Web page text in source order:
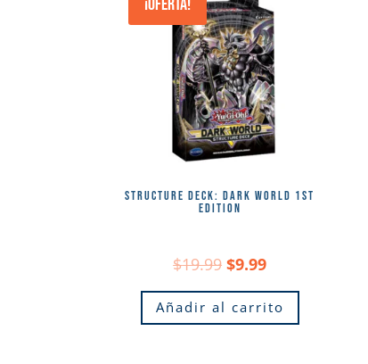
¡Oferta!
STRUCTURE DECK: DARK WORLD 1ST
EDITION
$19.99 Original
price
was:
$9.99Current
price
is:
Añadir al carrito